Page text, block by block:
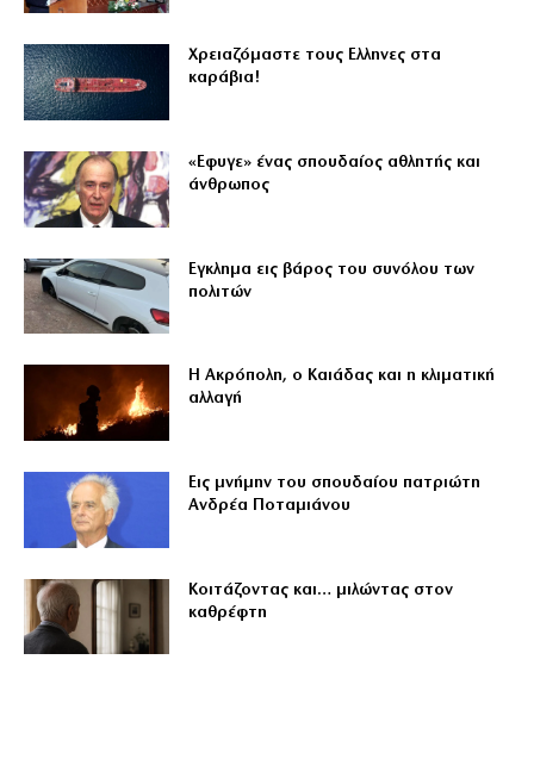
Χρειαζόμαστε τους Eλληνες στα
καράβια!
«Εφυγε» ένας σπουδαίος αθλητής και
άνθρωπος
Εγκλημα εις βάρος του συνόλου των
πολιτών
Η Ακρόπολη, ο Καιάδας και η κλιματική
αλλαγή
Εις μνήμην του σπουδαίου πατριώτη
Ανδρέα Ποταμιάνου
Κοιτάζοντας και… μιλώντας στον
καθρέφτη